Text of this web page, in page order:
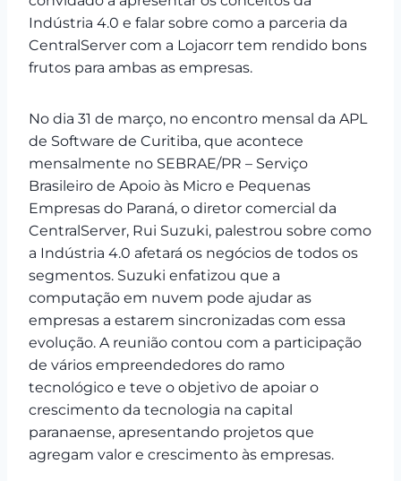
Indústria 4.0 e falar sobre como a parceria da
CentralServer com a Lojacorr tem rendido bons
frutos para ambas as empresas.
No dia 31 de março, no encontro mensal da APL
de Software de Curitiba, que acontece
mensalmente no SEBRAE/PR – Serviço
Brasileiro de Apoio às Micro e Pequenas
Empresas do Paraná, o diretor comercial da
CentralServer, Rui Suzuki, palestrou sobre como
a Indústria 4.0 afetará os negócios de todos os
segmentos. Suzuki enfatizou que a
computação em nuvem pode ajudar as
empresas a estarem sincronizadas com essa
evolução. A reunião contou com a participação
de vários empreendedores do ramo
tecnológico e teve o objetivo de apoiar o
crescimento da tecnologia na capital
paranaense, apresentando projetos que
agregam valor e crescimento às empresas.